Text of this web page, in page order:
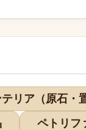
リア（原石・
ペトリフ